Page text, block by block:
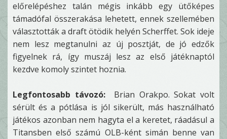
előrelépéshez talán mégis inkább egy ütőképes
támadófal összerakása lehetett, ennek szellemében
választották a draft ötödik helyén Scherffet. Sok ideje
nem lesz megtanulni az új posztját, de jó edzők
figyelnek rá, így muszáj lesz az első játéknaptól
kezdve komoly szintet hoznia.
Legfontosabb távozó:Brian Orakpo. Sokat volt
sérült és a pótlása is jól sikerült, más használható
játékos azonban nem hagyta el a keretet, ráadásul a
Titansben első számú OLB-ként simán benne van